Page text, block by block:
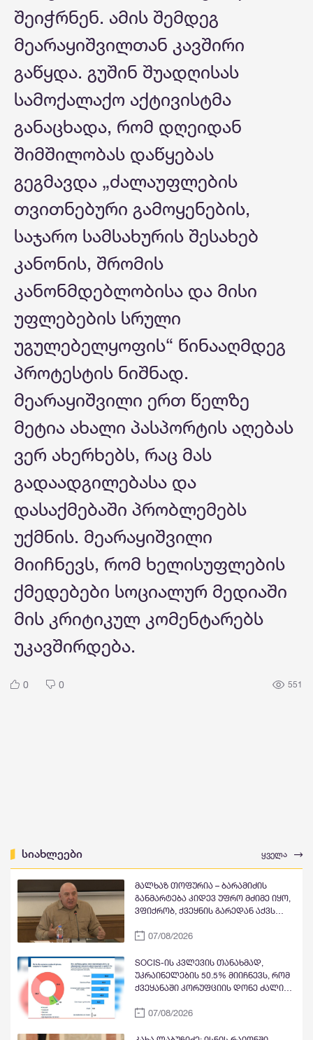
შეიჭრნენ. ამის შემდეგ
მეარაყიშვილთან კავშირი
გაწყდა. გუშინ შუადღისას
სამოქალაქო აქტივისტმა
განაცხადა, რომ დღეიდან
შიმშილობას დაწყებას
გეგმავდა „ძალაუფლების
თვითნებური გამოყენების,
საჯარო სამსახურის შესახებ
კანონის, შრომის
კანონმდებლობისა და მისი
უფლებების სრული
უგულებელყოფის“ წინააღმდეგ
პროტესტის ნიშნად.
მეარაყიშვილი ერთ წელზე
მეტია ახალი პასპორტის აღებას
ვერ ახერხებს, რაც მას
გადაადგილებასა და
დასაქმებაში პრობლემებს
უქმნის. მეარაყიშვილი
მიიჩნევს, რომ ხელისუფლების
ქმედებები სოციალურ მედიაში
მის კრიტიკულ კომენტარებს
უკავშირდება.
0 0 551
სიახლეები ყველა
მალხაზ თოფურია – ბარამიძის
განმარტება კიდევ უფრო მძიმე იყო,
ვფიქრობ, ქვეყნის გარედან აქვს
რომელიც ძალიან გაუხარდება
07/08/2026
SOCIS-ის კვლევის თანახმად,
უკრაინელების 50.5% მიიჩნევს, რომ
ქვეყანაში კორუფციის დონე ძალიან
პასუხისმგებლობას უკრაინის
07/08/2026